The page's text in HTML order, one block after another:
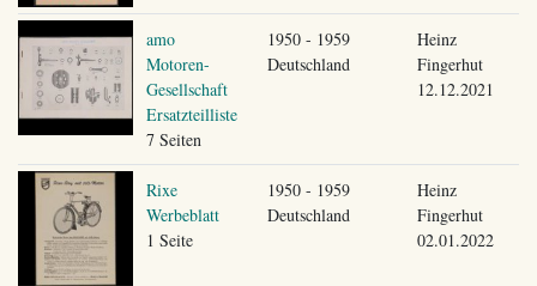
amo
Motoren-
Gesellschaft
Ersatzteilliste
7 Seiten
1950 - 1959
Deutschland
Heinz
Fingerhut
12.12.2021
Rixe
Werbeblatt
1 Seite
1950 - 1959
Deutschland
Heinz
Fingerhut
02.01.2022